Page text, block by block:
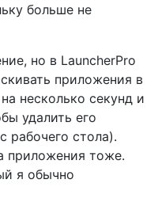
больше не
но в LauncherPro
приложения в
несколько секунд и
удалить его
рабочего стола).
приложения тоже.
я обычно